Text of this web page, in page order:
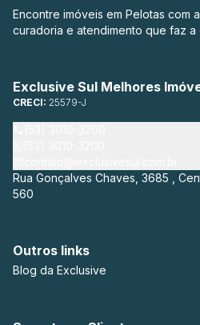
Encontre imóveis em Pelotas com
curadoria e atendimento que faz a
Exclusive Sul Melhores
CRECI: 25579-J
Rua Gonçalves Chaves, 3685 ,
560
Outros links
Blog da Exclusive